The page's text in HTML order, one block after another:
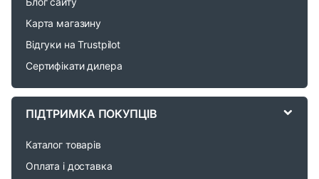
C
Карта магазину
Відгуки на Trustpilot
Сертифікати дилера
ПІДТРИМКА ПОКУПЦІВ
Каталог товарів
Оплата і доставка